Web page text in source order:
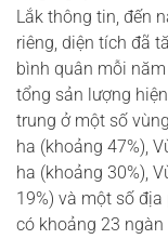
Lắk thông tin, đến
riêng, diện tích đã
bình quân mỗi
tổng sản lượng
trung ở một số
ha (khoảng 47%),
ha (khoảng 30%),
19%) và một số
có khoảng 23